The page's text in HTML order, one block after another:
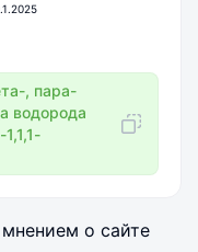
, пара-
водорода
о сайте